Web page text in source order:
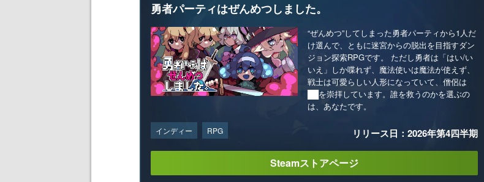
勇者パーティはぜんめつしました。
“ぜんめつ”してしまった勇者パーティから1人だ
け選んで、ともに迷宮からの脱出を目指すダン
ジョン探索RPGです。 ただし勇者は「はい/い
いえ」しか喋れず、魔法使いは魔法が使えず、
戦士は可愛らしい人形になっていて、僧侶は
██を崇拝しています。誰を救うのかを選ぶの
は、あなたです。
インディー RPG リリース日：2026年第4四半期
Steamストアページ